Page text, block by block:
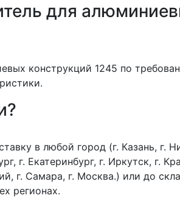
для
конструкций 1245 по
в любой город (г. Казань, г.
г. Екатеринбург, г. Иркутск, г.
г. Самара, г. Москва.) или до
регионах.